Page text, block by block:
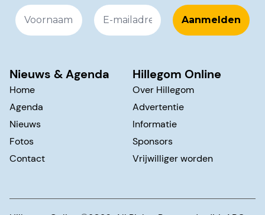
Nieuws & Agenda
Home
Agenda
Nieuws
Fotos
Contact
Hillegom Online
Over Hillegom
Advertentie
Informatie
Sponsors
Vrijwilliger worden